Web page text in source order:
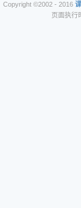
Copyright ©2002 - 2016
页面执行